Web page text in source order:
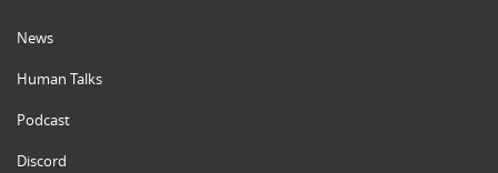
News
Human Talks
Podcast
Discord